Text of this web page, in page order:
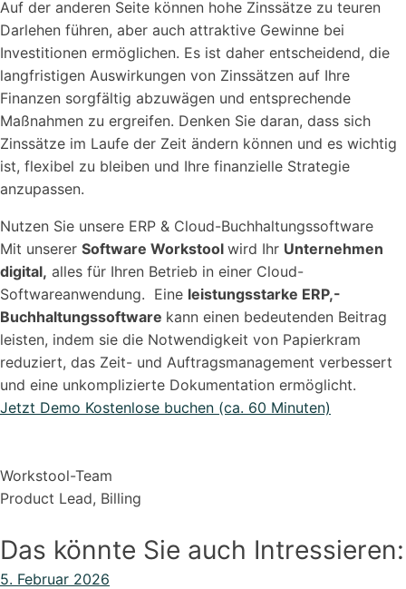
Auf der anderen Seite können hohe Zinssätze zu teuren
Darlehen führen, aber auch attraktive Gewinne bei
Investitionen ermöglichen. Es ist daher entscheidend, die
langfristigen Auswirkungen von Zinssätzen auf Ihre
Finanzen sorgfältig abzuwägen und entsprechende
Maßnahmen zu ergreifen. Denken Sie daran, dass sich
Zinssätze im Laufe der Zeit ändern können und es wichtig
ist, flexibel zu bleiben und Ihre finanzielle Strategie
anzupassen.
Nutzen Sie unsere ERP & Cloud-Buchhaltungssoftware
Mit unserer Software Workstool wird Ihr Unternehmen
digital, alles für Ihren Betrieb in einer Cloud-
Softwareanwendung. Eine leistungsstarke ERP,-
Buchhaltungssoftware kann einen bedeutenden Beitrag
leisten, indem sie die Notwendigkeit von Papierkram
reduziert, das Zeit- und Auftragsmanagement verbessert
und eine unkomplizierte Dokumentation ermöglicht.
Jetzt Demo Kostenlose buchen (ca. 60 Minuten)
Workstool-Team
Product Lead, Billing
Das könnte Sie auch Intressieren:
5. Februar 2026